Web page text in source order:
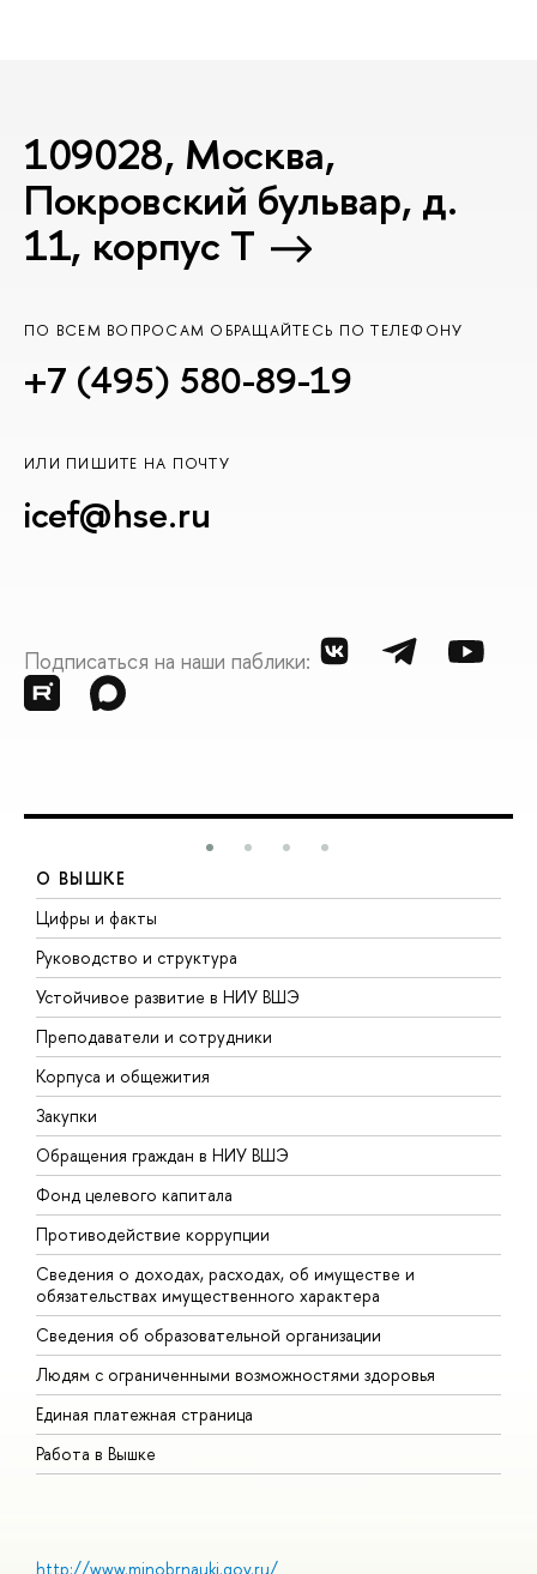
109028, Москва,
Покровский бульвар, д.
11, корпус T
ПО ВСЕМ ВОПРОСАМ ОБРАЩАЙТЕСЬ ПО ТЕЛЕФОНУ
+7 (495) 580-89-19
ИЛИ ПИШИТЕ НА ПОЧТУ
icef@hse.ru
Подписаться на наши паблики:
О ВЫШКЕ
Цифры и факты
Руководство и структура
Устойчивое развитие в НИУ ВШЭ
Преподаватели и сотрудники
Корпуса и общежития
Закупки
Обращения граждан в НИУ ВШЭ
Фонд целевого капитала
Противодействие коррупции
Сведения о доходах, расходах, об имуществе и
обязательствах имущественного характера
Сведения об образовательной организации
Людям с ограниченными возможностями здоровья
Единая платежная страница
Работа в Вышке
http://www.minobrnauki.gov.ru/